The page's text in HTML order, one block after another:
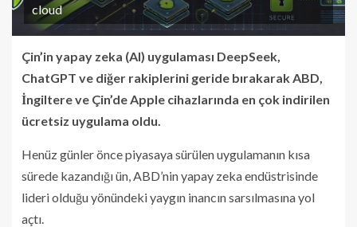
cloud
Çin’in yapay zeka (AI) uygulaması DeepSeek,
ChatGPT ve diğer rakiplerini geride bırakarak ABD,
İngiltere ve Çin’de Apple cihazlarında en çok indirilen
ücretsiz uygulama oldu.
Henüz günler önce piyasaya sürülen uygulamanın kısa
sürede kazandığı ün, ABD’nin yapay zeka endüstrisinde
lideri olduğu yönündeki yaygın inancın sarsılmasına yol
açtı.